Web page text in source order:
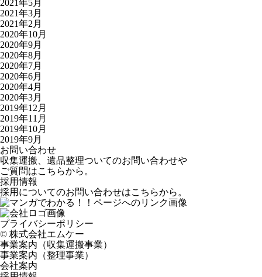
2021年5月
2021年3月
2021年2月
2020年10月
2020年9月
2020年8月
2020年7月
2020年6月
2020年4月
2020年3月
2019年12月
2019年11月
2019年10月
2019年9月
お問い合わせ
収集運搬、遺品整理ついてのお問い合わせや
ご質問はこちらから。
採用情報
採用についてのお問い合わせはこちらから。
プライバシーポリシー
©️ 株式会社エムケー
事業案内（収集運搬事業）
事業案内（整理事業）
会社案内